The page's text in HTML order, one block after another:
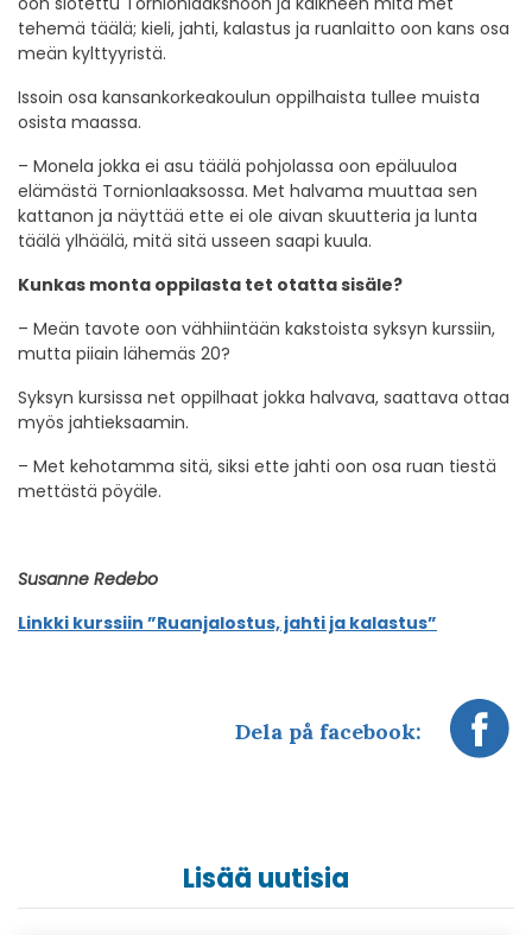
tehemä täälä; kieli, jahti, kalastus ja ruanlaitto oon kans osa
meän kylttyyristä.
Issoin osa kansankorkeakoulun oppilhaista tullee muista
osista maassa.
– Monela jokka ei asu täälä pohjolassa oon epäluuloa
elämästä Tornionlaaksossa. Met halvama muuttaa sen
kattanon ja näyttää ette ei ole aivan skuutteria ja lunta
täälä ylhäälä, mitä sitä usseen saapi kuula.
Kunkas monta oppilasta tet otatta sisäle?
– Meän tavote oon vähhiintään kakstoista syksyn kurssiin,
mutta piiain lähemäs 20?
Syksyn kursissa net oppilhaat jokka halvava, saattava ottaa
myös jahtieksaamin.
– Met kehotamma sitä, siksi ette jahti oon osa ruan tiestä
mettästä pöyäle.
Susanne Redebo
Linkki kurssiin ”Ruanjalostus, jahti ja kalastus”
Dela på facebook:
Lisää uutisia